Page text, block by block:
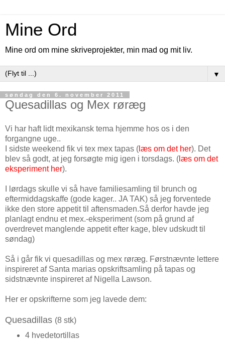
Mine Ord
Mine ord om mine skriveprojekter, min mad og mit liv.
▼
søndag den 6. november 2011
Quesadillas og Mex røræg
Vi har haft lidt mexikansk tema hjemme hos os i den
forgangne uge..
I sidste weekend fik vi tex mex tapas ( læs om det her). Det
blev så godt, at jeg forsøgte mig igen i torsdags. ( læs om det
eksperiment her).
I lørdags skulle vi så have familiesamling til brunch og
eftermiddagskaffe (gode kager.. JA TAK) så jeg forventede
ikke den store appetit til aftensmaden.Så derfor havde jeg
planlagt endnu et mex.-eksperiment (som på grund af
overdrevet manglende appetit efter kage, blev udskudt til
søndag)
Så i går fik vi quesadillas og mex røræg. Førstnævnte lettere
inspireret af Santa marias opskriftsamling på tapas og
sidstnævnte inspireret af Nigella Lawson.
Her er opskrifterne som jeg lavede dem:
Quesadillas (8 stk)
4 hvedetortillas